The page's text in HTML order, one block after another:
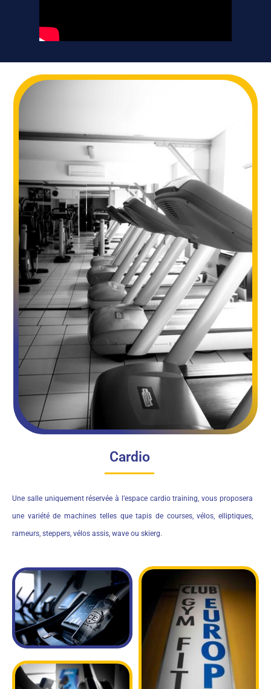
Cardio
Une salle uniquement réservée à l’espace cardio training, vous proposera
une variété de machines telles que tapis de courses, vélos, elliptiques,
rameurs, steppers, vélos assis, wave ou skierg.